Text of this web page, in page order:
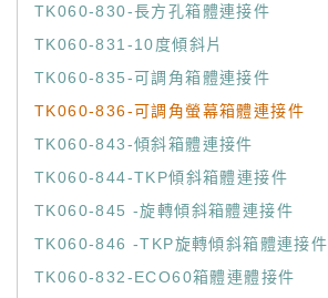
TK060-830-長方孔箱體連接件
TK060-831-10度傾斜片
TK060-835-可調角箱體連接件
TK060-836-可調角螢幕箱體連接件
TK060-843-傾斜箱體連接件
TK060-844-TKP傾斜箱體連接件
TK060-845 -旋轉傾斜箱體連接件
TK060-846 -TKP旋轉傾斜箱體連接件
TK060-832-ECO60箱體連體接件